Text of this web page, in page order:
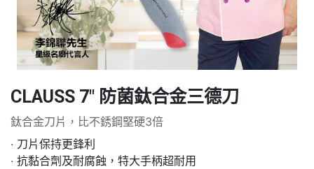
CLAUSS 7" 防菌鈦合金三德刀
鈦合金刀片，比不銹鋼堅硬3倍
‧ 刀片保持更鋒利
‧ 抗黏合劑及耐腐蝕，特大手柄超耐用